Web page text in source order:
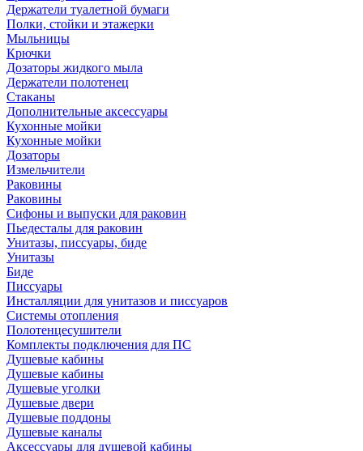
Держатели туалетной бумаги
Полки, стойки и этажерки
Мыльницы
Крючки
Дозаторы жидкого мыла
Держатели полотенец
Стаканы
Дополнительные аксессуары
Кухонные мойки
Кухонные мойки
Дозаторы
Измельчители
Раковины
Раковины
Сифоны и выпуски для раковин
Пьедесталы для раковин
Унитазы, писсуары, биде
Унитазы
Биде
Писсуары
Инсталляции для унитазов и писсуаров
Системы отопления
Полотенцесушители
Комплекты подключения для ПС
Душевые кабины
Душевые кабины
Душевые уголки
Душевые двери
Душевые поддоны
Душевые каналы
Аксессуары для душевой кабины